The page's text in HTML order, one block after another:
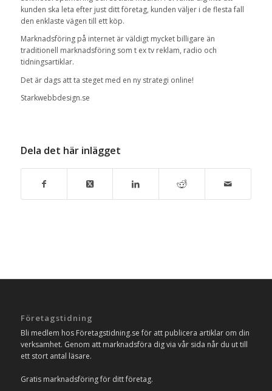
kunden ska leta efter just ditt företag, kunden väljer i de flesta fall
den enklaste vägen till ett köp.
Marknadsföring på internet är väldigt mycket billigare än
traditionell marknadsföring som t ex tv reklam, radio och
tidningsartiklar.
Det är dags att ta steget med en ny strategi online!
Starkwebbdesign.se
Dela det här inlägget
Företagstidning
Bli medlem hos Företagstidning.se för att publicera artiklar om din
verksamhet. Genom att marknadsföra dig via vår sida når du ut till
ett stort antal läsare.
Gratis marknadsföring för ditt företag.